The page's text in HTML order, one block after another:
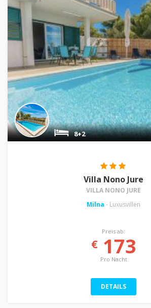
8+2
Villa Nono Jure
VILLA NONO JURE
Milna - Luxusvillen
Preis ab:
€173
Pro Nacht
DETAILS